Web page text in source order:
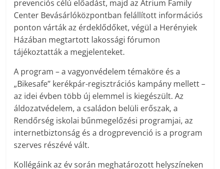
prevenciós célú előadást, majd az Atrium Family
Center Bevásárlóközpontban felállított információs
ponton várták az érdeklődőket, végül a Herényiek
Házában megtartott lakossági fórumon
tájékoztatták a megjelenteket.
A program – a vagyonvédelem témaköre és a
„Bikesafe” kerékpár-regisztrációs kampány mellett –
az idei évben több új elemmel is kiegészült. Az
áldozatvédelem, a családon belüli erőszak, a
Rendőrség iskolai bűnmegelőzési programjai, az
internetbiztonság és a drogprevenció is a program
szerves részévé vált.
Kollégáink az év során meghatározott helyszíneken